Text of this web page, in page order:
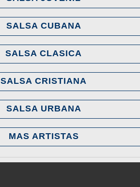
SALSA CUBANA
SALSA CLASICA
SALSA CRISTIANA
SALSA URBANA
MAS ARTISTAS